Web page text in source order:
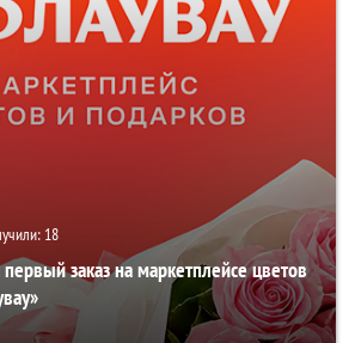
18
заказ на маркетплейсе цветов